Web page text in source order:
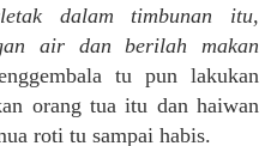
dalam timbunan itu,
air dan berilah makan
tu pun lakukan
orang tua itu dan haiwan
roti tu sampai habis.